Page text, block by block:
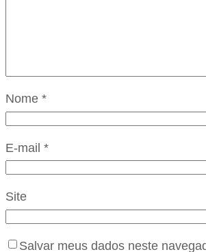
Nome *
E-mail *
Site
Salvar meus dados neste